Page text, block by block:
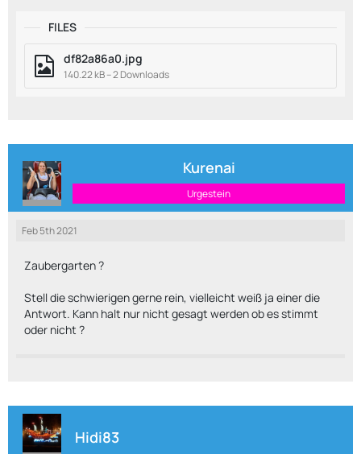
FILES
df82a86a0.jpg
140.22 kB – 2 Downloads
Kurenai
Urgestein
Feb 5th 2021
Zaubergarten ?
Stell die schwierigen gerne rein, vielleicht weiß ja einer die
Antwort. Kann halt nur nicht gesagt werden ob es stimmt
oder nicht ?
Hidi83